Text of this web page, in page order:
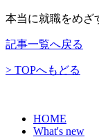
本当に就職をめざ
記事一覧へ戻る
> TOPへもどる
HOME
What's new